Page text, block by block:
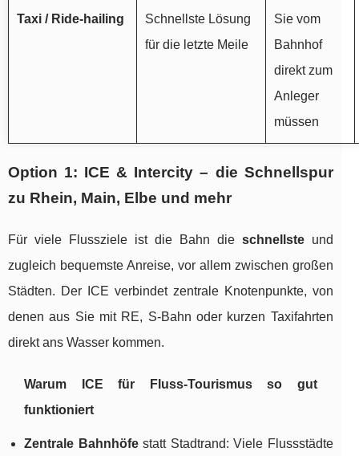
Taxi / Ride-hailing
Schnellste Lösung
für die letzte Meile
Sie vom
Bahnhof
direkt zum
Anleger
müssen
Option 1: ICE & Intercity – die Schnellspur
zu Rhein, Main, Elbe und mehr
Für viele Flussziele ist die Bahn die schnellsteund
zugleich bequemste Anreise, vor allem zwischen großen
Städten. Der ICE verbindet zentrale Knotenpunkte, von
denen aus Sie mit RE, S-Bahn oder kurzen Taxifahrten
direkt ans Wasser kommen.
Warum ICE für Fluss-Tourismus so gut
funktioniert
Zentrale Bahnhöfestatt Stadtrand: Viele Flussstädte